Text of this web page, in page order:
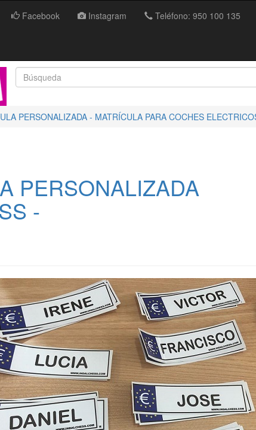
Facebook Instagram Teléfono: 950 100 135
PERSONALIZADA - MATRÍCULA PARA COCHES
PERSONALIZADA
-